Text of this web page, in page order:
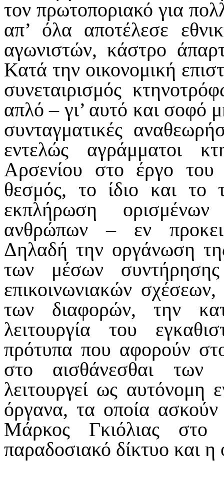
τον πρωτοποριακό για
απ’ όλα αποτέλεσε
αγωνιστών, κάστρο
Κατά την οικονομική
συνεταιρισμός
απλό – γι’ αυτό και σοφό
συνταγματικές
εντελώς αγράμματοι
Αρσενίου στο έργο
θεσμός, το ίδιο και το
εκπλήρωση
ανθρώπων – εν
Δηλαδή την οργάνωση
των μέσων
επικοινωνιακών
των διαφορών, την
λειτουργία του
πρότυπα που αφορούν
στο αισθάνεσθαι των
λειτουργεί ως αυτόνομη
όργανα, τα οποία ασκούν
Μάρκος Γκιόλιας
παραδοσιακό δίκτυο και η